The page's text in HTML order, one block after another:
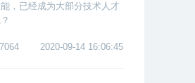
，已经成为大部分技术人才
7064 2020-09-14 16:06:45